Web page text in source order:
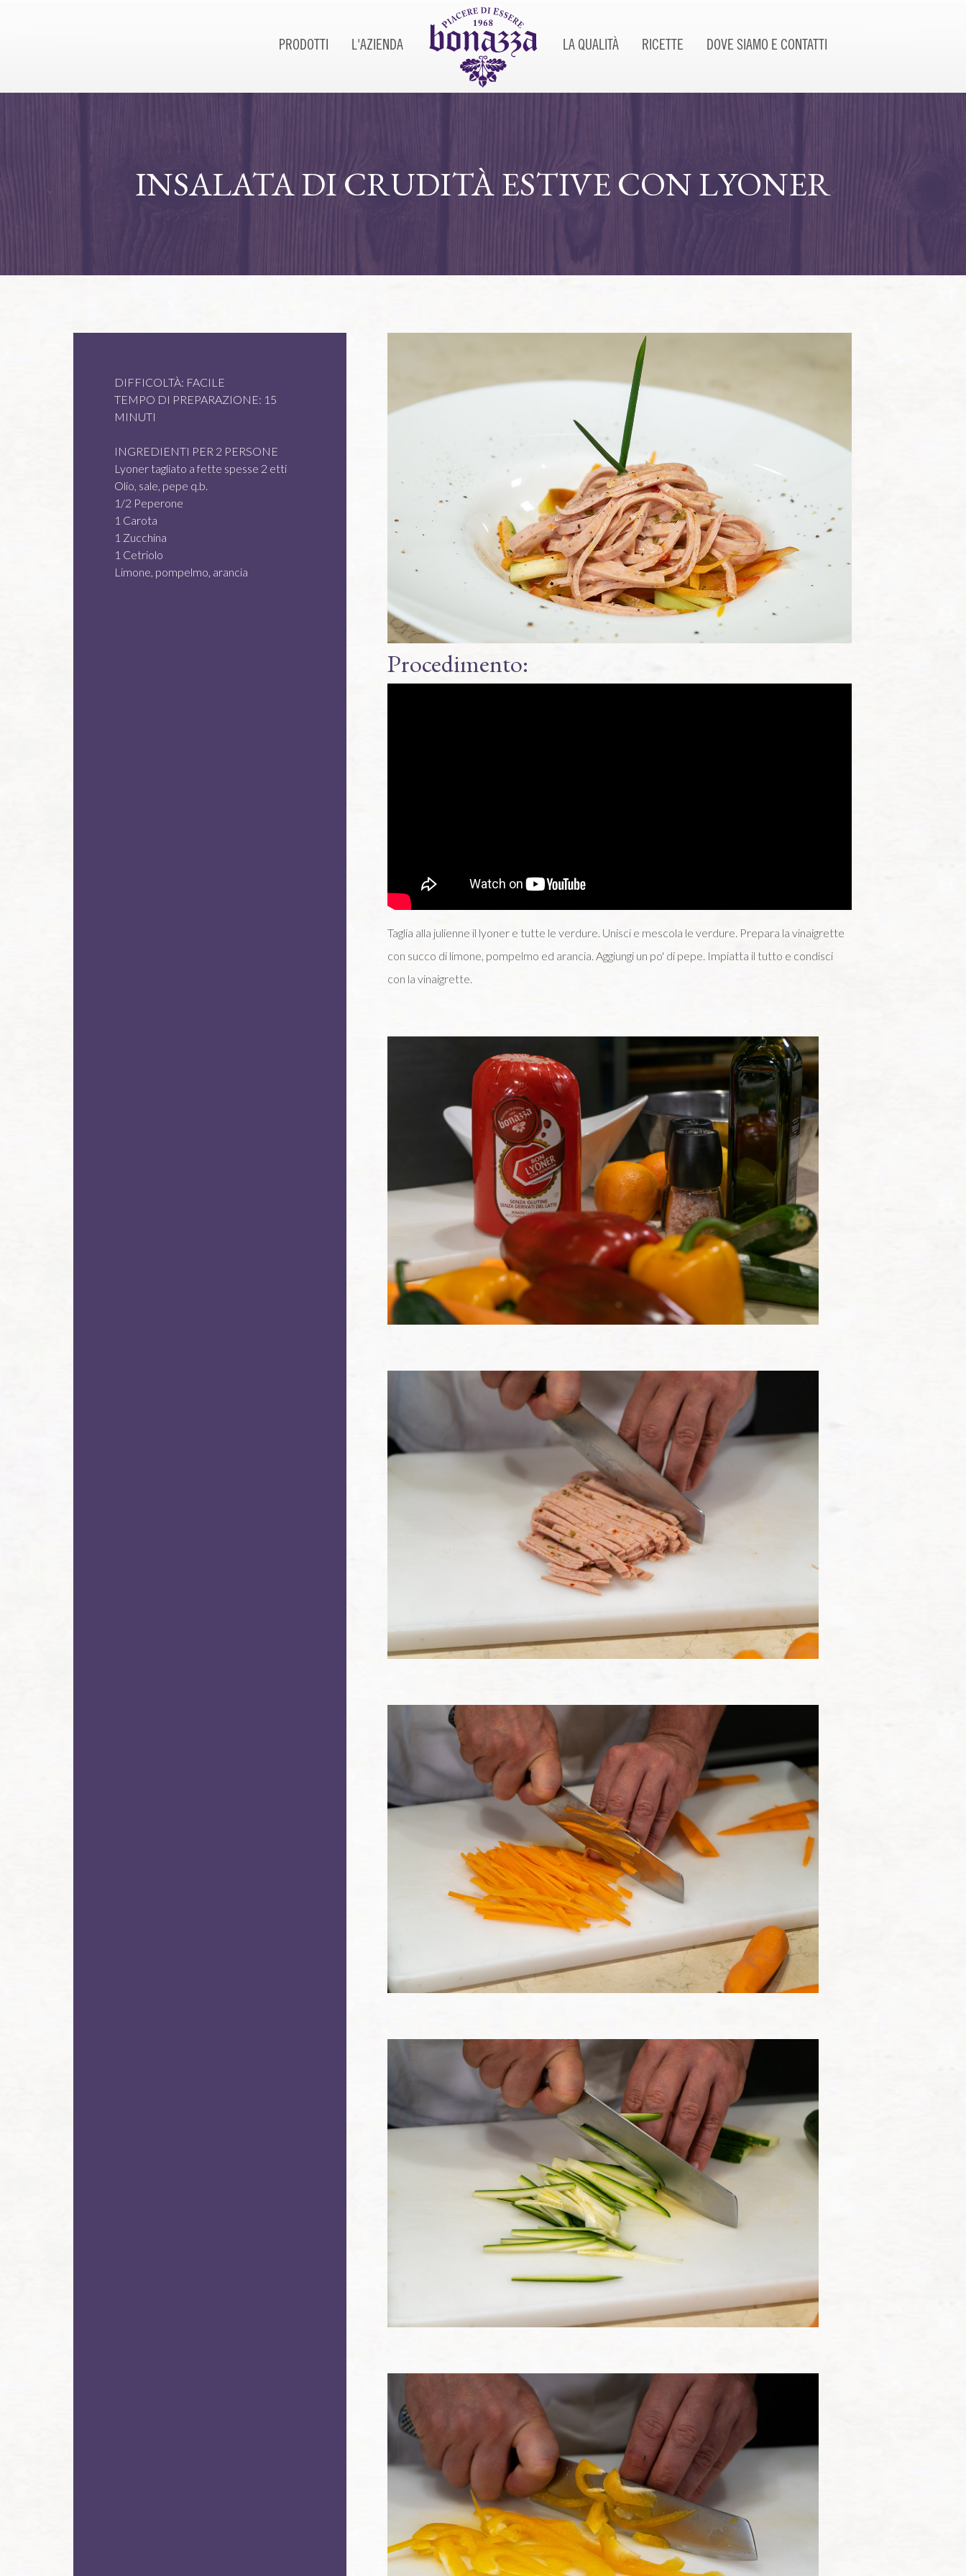
PRODOTTI L'AZIENDA LA QUALITÀ RICETTE DOVE SIAMO E CONTATTI
INSALATA DI CRUDITÀ ESTIVE CON LYONER
DIFFICOLTÀ: FACILE
TEMPO DI PREPARAZIONE: 15
MINUTI
INGREDIENTI PER 2 PERSONE
Lyoner tagliato a fette spesse 2 etti
Olio, sale, pepe q.b.
1/2 Peperone
1 Carota
1 Zucchina
1 Cetriolo
Limone, pompelmo, arancia
Procedimento:
Taglia alla julienne il lyoner e tutte le verdure. Unisci e mescola le verdure. Prepara la vinaigrette
con succo di limone, pompelmo ed arancia. Aggiungi un po' di pepe. Impiatta il tutto e condisci
con la vinaigrette.